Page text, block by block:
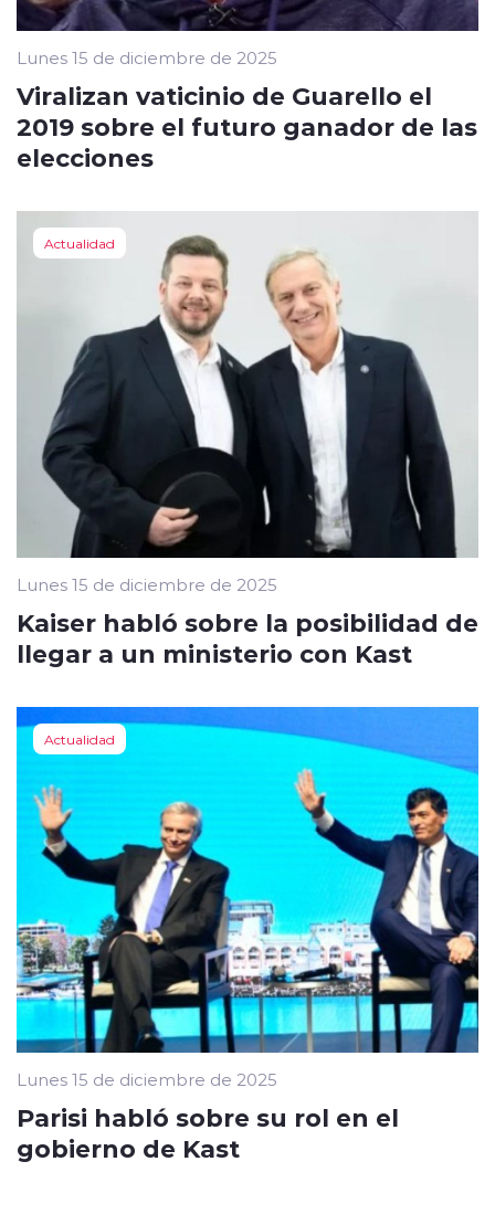
Lunes 15 de diciembre de 2025
Viralizan vaticinio de Guarello el
2019 sobre el futuro ganador de las
elecciones
Actualidad
Lunes 15 de diciembre de 2025
Kaiser habló sobre la posibilidad de
llegar a un ministerio con Kast
Actualidad
Lunes 15 de diciembre de 2025
Parisi habló sobre su rol en el
gobierno de Kast